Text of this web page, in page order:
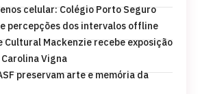
celular: Colégio Porto Seguro
percepções dos intervalos offline
Cultural Mackenzie recebe exposição
Vigna
preservam arte e memória da